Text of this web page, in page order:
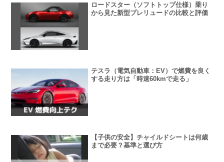
ロードスター（ソフトトップ仕様）乗り
から見た新型プレリュードの比較と評価
テスラ（電気自動車：EV）で燃費を良く
する走り方は「時速60kmで走る」
【子供の安全】チャイルドシートは何歳
まで必要？基準と選び方